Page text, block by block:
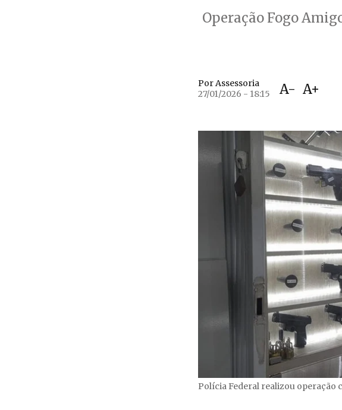
Operação Fogo
Por Assessoria
27/01/2026 - 18:15
A- A+
Polícia Federal realizou